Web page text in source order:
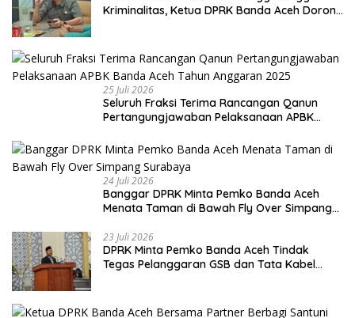
Kriminalitas, Ketua DPRK Banda Aceh Dorong
25 Juli 2026
Seluruh Fraksi Terima Rancangan Qanun
Pertangungjawaban Pelaksanaan APBK
24 Juli 2026
Banggar DPRK Minta Pemko Banda Aceh
Menata Taman di Bawah Fly Over Simpang
23 Juli 2026
DPRK Minta Pemko Banda Aceh Tindak
Tegas Pelanggaran GSB dan Tata Kabel